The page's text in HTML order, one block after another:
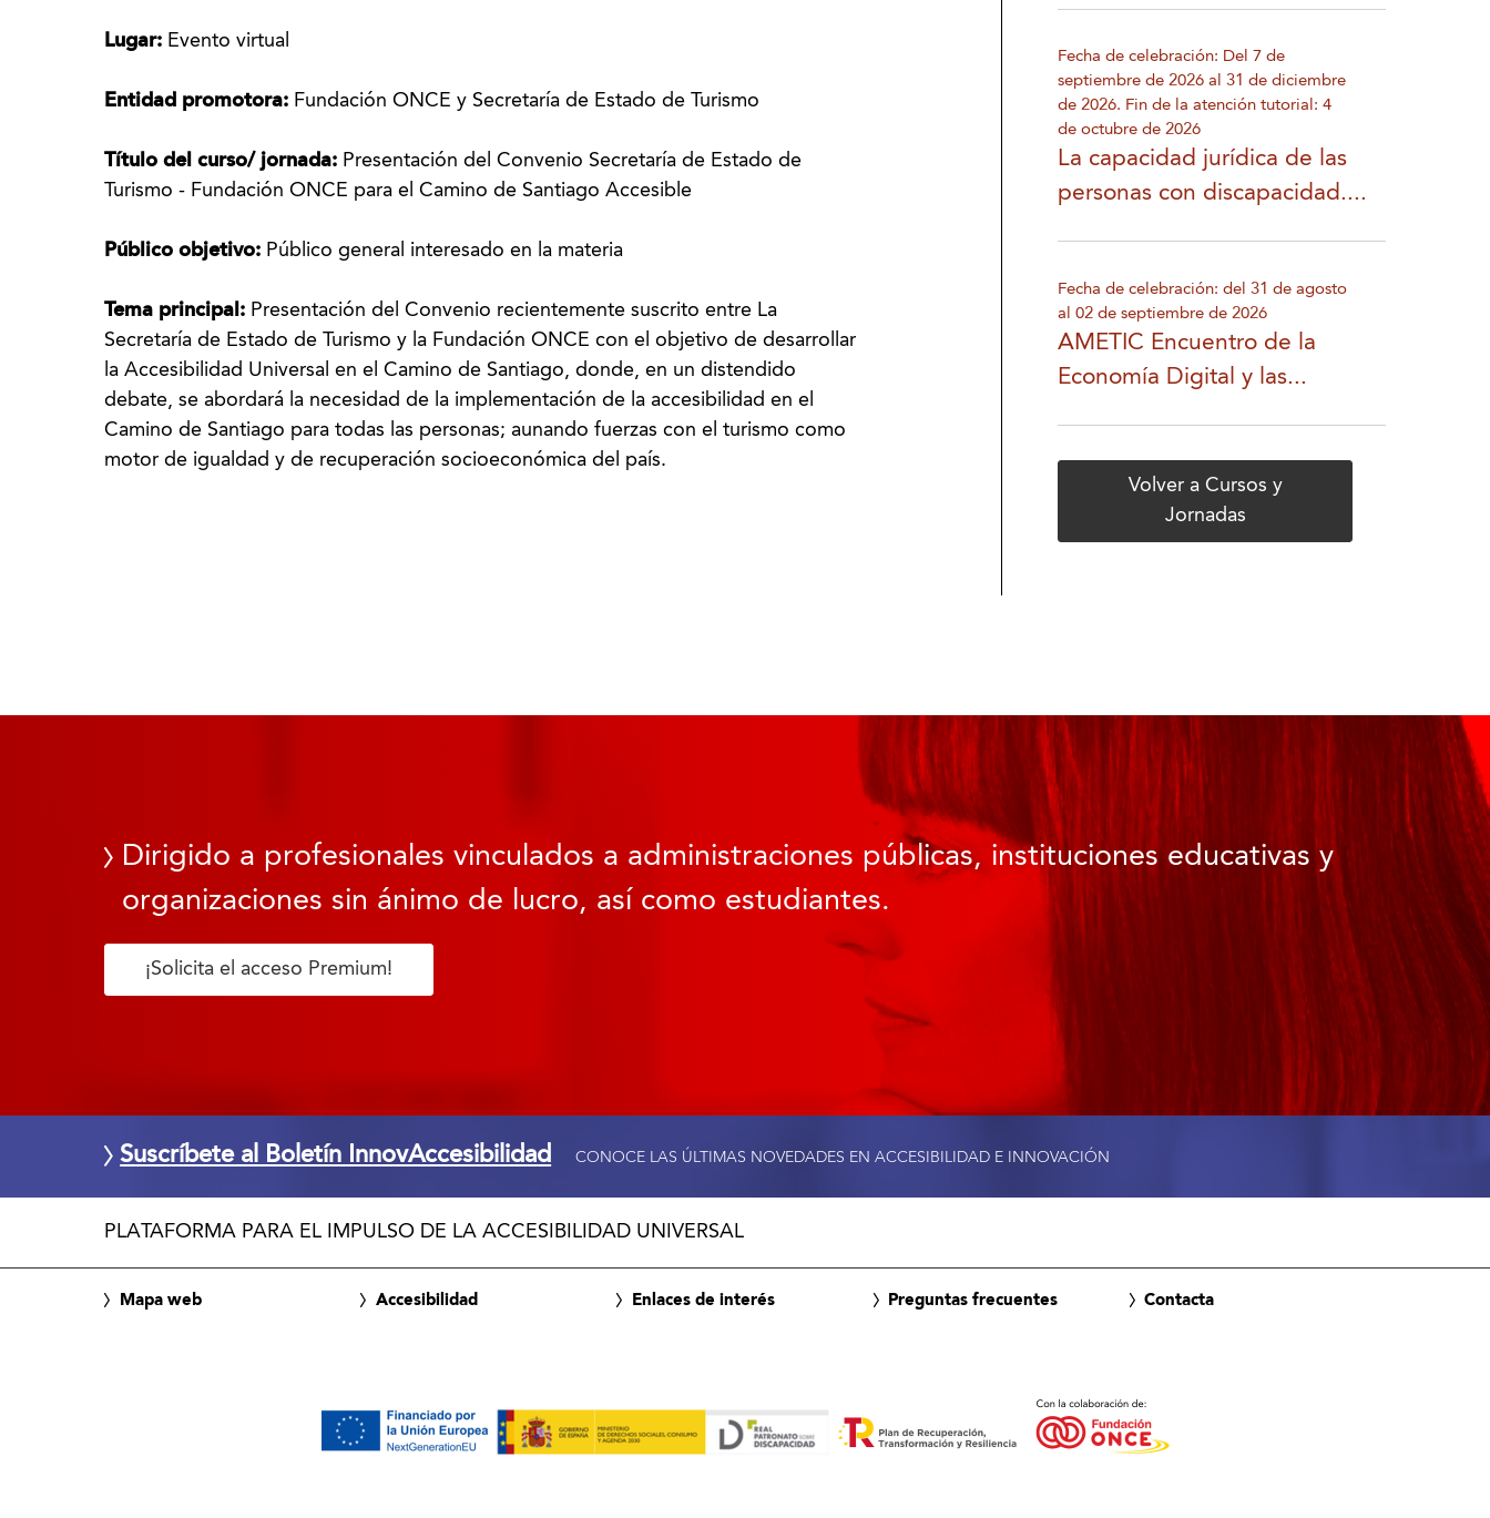
Lugar: Evento virtual
Entidad promotora: Fundación ONCE y Secretaría de Estado de Turismo
Título del curso/ jornada: Presentación del Convenio Secretaría de Estado de
Turismo - Fundación ONCE para el Camino de Santiago Accesible
Público objetivo: Público general interesado en la materia
Tema principal: Presentación del Convenio recientemente suscrito entre La
Secretaría de Estado de Turismo y la Fundación ONCE con el objetivo de desarrollar
la Accesibilidad Universal en el Camino de Santiago, donde, en un distendido
debate, se abordará la necesidad de la implementación de la accesibilidad en el
Camino de Santiago para todas las personas; aunando fuerzas con el turismo como
motor de igualdad y de recuperación socioeconómica del país.
Fecha de celebración: Del 7 de
septiembre de 2026 al 31 de diciembre
de 2026. Fin de la atención tutorial: 4
de octubre de 2026
La capacidad jurídica de las
personas con discapacidad....
Fecha de celebración: del 31 de agosto
al 02 de septiembre de 2026
AMETIC Encuentro de la
Economía Digital y las...
Volver a Cursos y
Jornadas
Dirigido a profesionales vinculados a administraciones públicas, instituciones educativas y
organizaciones sin ánimo de lucro, así como estudiantes.
¡Solicita el acceso Premium!
Suscríbete al Boletín InnovAccesibilidad CONOCE LAS ÚLTIMAS NOVEDADES EN ACCESIBILIDAD E INNOVACIÓN
PLATAFORMA PARA EL IMPULSO DE LA ACCESIBILIDAD UNIVERSAL
Mapa web Accesibilidad Enlaces de interés Preguntas frecuentes Contacta